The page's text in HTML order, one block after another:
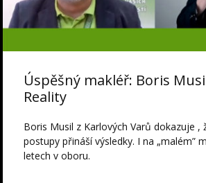
Úspěšný makléř: Boris
Reality
Boris Musil z Karlových Varů dokazuje ,
postupy přináší výsledky. I na „malém”
letech v oboru.